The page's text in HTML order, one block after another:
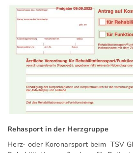
Rehasport in der Herzgruppe
Herz- oder Koronarsport beim TSV